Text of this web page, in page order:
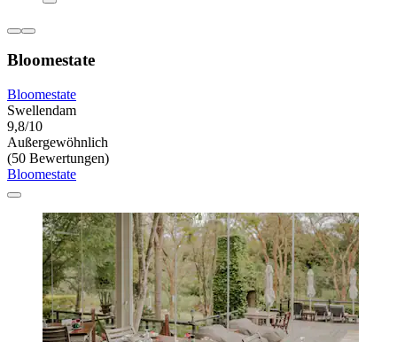
Bloomestate
Bloomestate
Swellendam
9,8/10
Außergewöhnlich
(50 Bewertungen)
Bloomestate